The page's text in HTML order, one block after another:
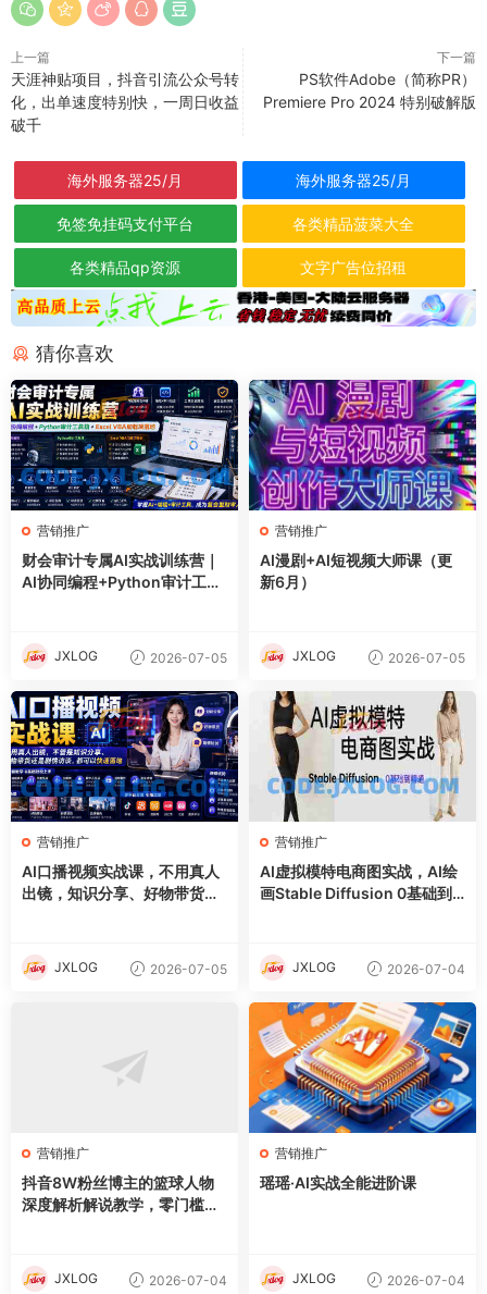
上一篇
天涯神贴项目，抖音引流公众号转
化，出单速度特别快，一周日收益
破千
下一篇
PS软件Adobe（简称PR）
Premiere Pro 2024 特别破解版
海外服务器25/月 海外服务器25/月
免签免挂码支付平台 各类精品菠菜大全
各类精品qp资源 文字广告位招租
猜你喜欢
营销推广
财会审计专属AI实战训练营｜
AI协同编程+Python审计工具
JXLOG 2026-07-05
营销推广
AI漫剧+AI短视频大师课（更
新6月）
JXLOG 2026-07-05
营销推广
AI口播视频实战课，不用真人
出镜，知识分享、好物带货剧
JXLOG 2026-07-05
营销推广
AI虚拟模特电商图实战，AI绘
画Stable Diffusion 0基础到
JXLOG 2026-07-04
营销推广
抖音8W粉丝博主的篮球人物
深度解析解说教学，零门槛玩
JXLOG 2026-07-04
营销推广
瑶瑶·AI实战全能进阶课
JXLOG 2026-07-04